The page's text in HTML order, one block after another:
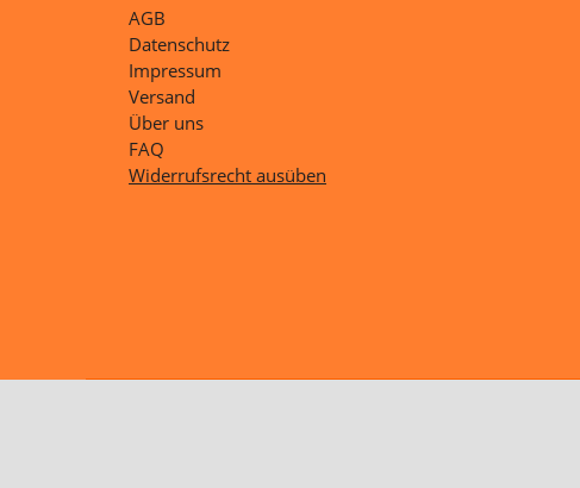
AGB
Datenschutz
Impressum
Versand
Über uns
FAQ
Widerrufsrecht ausüben